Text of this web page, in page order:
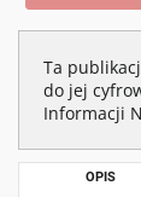
Ta
do jej
Informacji
OPIS